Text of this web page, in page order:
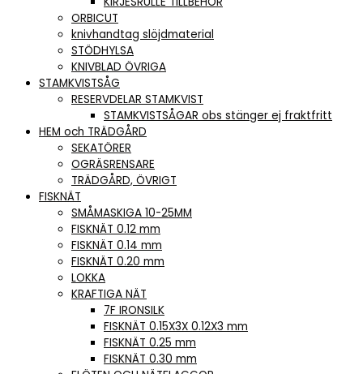
ORBICUT
knivhandtag slöjdmaterial
STÖDHYLSA
KNIVBLAD ÖVRIGA
STAMKVISTSÅG
RESERVDELAR STAMKVIST
STAMKVISTSÅGAR obs stänger ej fraktfritt
HEM och TRÄDGÅRD
SEKATÖRER
OGRÄSRENSARE
TRÄDGÅRD, ÖVRIGT
FISKNÄT
SMÅMASKIGA 10-25MM
FISKNÄT 0.12 mm
FISKNÄT 0.14 mm
FISKNÄT 0.20 mm
LOKKA
KRAFTIGA NÄT
7F IRONSILK
FISKNÄT 0.15X3X 0.12X3 mm
FISKNÄT 0.25 mm
FISKNÄT 0.30 mm